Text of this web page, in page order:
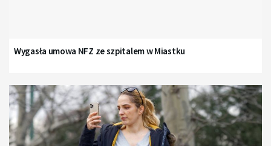
Wygasła umowa NFZ ze szpitalem w Miastku